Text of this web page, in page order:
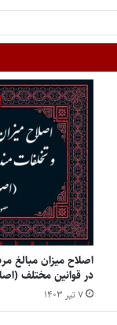
اصلاح میزان مبالغ
در قوانین مختلف
۷ تیر ۱۴۰۳